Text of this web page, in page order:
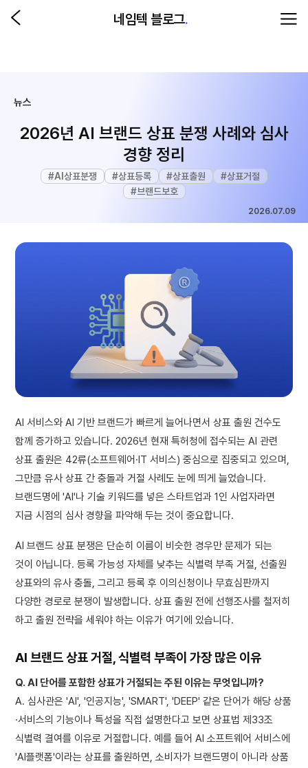
네임텍 블로그.
뉴스
2026년 AI 브랜드 상표 분쟁 사례와 심사
경향 정리
#AI상표분쟁 #상표등록 #상표출원 #상표거절
#브랜드보호
2026.07.09
AI 서비스와 AI 기반 브랜드가 빠르게 늘어나면서 상표 출원 건수도
함께 증가하고 있습니다. 2026년 현재 특허청에 접수되는 AI 관련
상표 출원은 42류(소프트웨어·IT 서비스) 중심으로 집중되고 있으며,
그만큼 유사 상표 간 충돌과 거절 사례도 눈에 띄게 늘었습니다.
브랜드명에 'AI'나 기술 키워드를 넣은 스타트업과 1인 사업자라면
지금 시점의 심사 경향을 파악해 두는 것이 중요합니다.
AI 브랜드 상표 분쟁은 단순히 이름이 비슷한 경우만 문제가 되는
것이 아닙니다. 등록 가능성 자체를 낮추는 식별력 부족 거절, 선출원
상표와의 유사 충돌, 그리고 등록 후 이의신청이나 무효심판까지
다양한 경로로 분쟁이 발생합니다. 상표 출원 전에 선행조사를 철저히
하고 출원 전략을 세워야 하는 이유가 여기에 있습니다.
AI 브랜드 상표 거절, 식별력 부족이 가장 많은 이유
Q. AI 단어를 포함한 상표가 거절되는 주된 이유는 무엇입니까?
A. 심사관은 'AI', '인공지능', 'SMART', 'DEEP' 같은 단어가 해당 상품
·서비스의 기능이나 특성을 직접 설명한다고 보면 상표법 제33조
식별력 결여를 이유로 거절합니다. 예를 들어 AI 소프트웨어 서비스에
'AI플랫폼'이라는 상표를 출원하면, 소비자가 브랜드명이 아니라 상품